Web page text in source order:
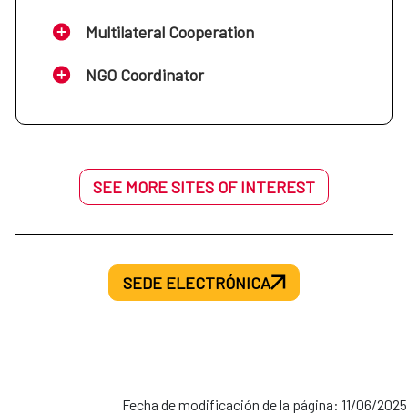
Multilateral Cooperation
NGO Coordinator
SEE MORE SITES OF INTEREST
SEDE ELECTRÓNICA
Fecha de modificación de la página: 11/06/2025